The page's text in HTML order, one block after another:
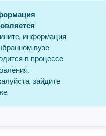
информация
вузе
в процессе
зайдите